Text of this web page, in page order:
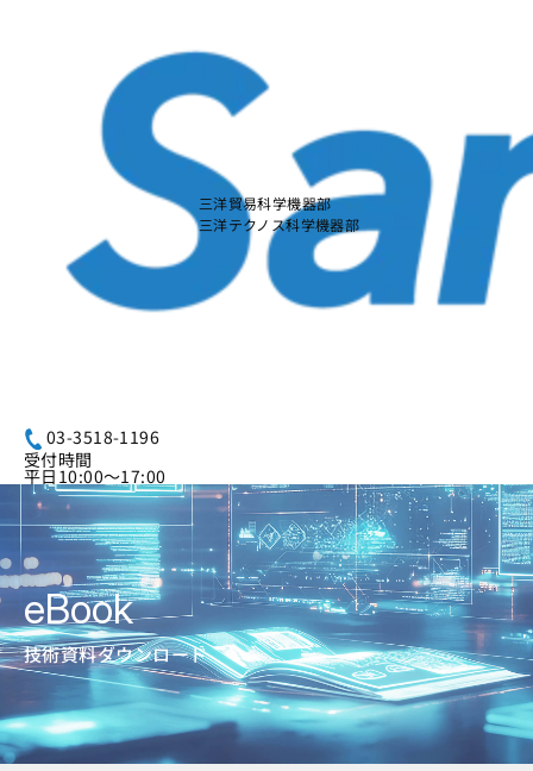
三洋貿易科学機器部
三洋テクノス科学機器部
03-3518-1196
受付時間
平日10:00～17:00
eBook
技術資料ダウンロード